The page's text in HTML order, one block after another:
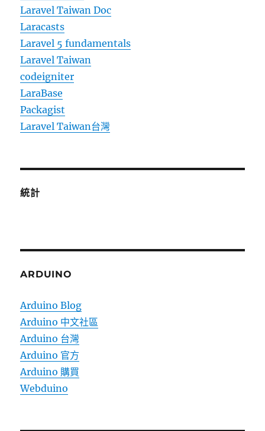
Laravel Taiwan Doc
Laracasts
Laravel 5 fundamentals
Laravel Taiwan
codeigniter
LaraBase
Packagist
Laravel Taiwan台灣
統計
ARDUINO
Arduino Blog
Arduino 中文社區
Arduino 台灣
Arduino 官方
Arduino 購買
Webduino